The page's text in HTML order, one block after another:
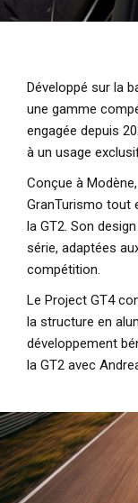
Développé sur la
une gamme
engagée depuis
à un usage
Conçue à
GranTurismo tout
la GT2. Son
série, adaptées
compétition.
Le Project GT4
la structure en
développement
la GT2 avec